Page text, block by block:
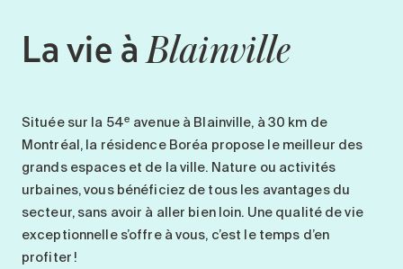
Courte durée
Nos résidences
Emplois
À propos
Nouvelles
FAQ
La vie àBlainville
Située sur la 54e avenueà Blainville, à 30 km de
Montréal , la résidence Boréa propose le meilleur des
grands espaces et de la ville. Nature ou activités
urbaines, vous bénéficiez de tous les avantages du
secteur, sans avoir à aller bien loin. Une qualité de vie
exceptionnelles’offre à vous, c’est le temps d’en
profiter !